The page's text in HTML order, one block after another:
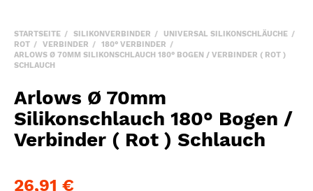
STARTSEITE SILIKONVERBINDER
UNIVERSAL SILIKONSCHLÄUCHE
ROT
VERBINDER
180° VERBINDER
ARLOWS Ø 70MM SILIKONSCHLAUCH 180° BOGEN / VERBINDER ( ROT )
SCHLAUCH
Arlows Ø 70mm
Silikonschlauch 180° Bogen /
Verbinder ( Rot ) Schlauch
26,91 €